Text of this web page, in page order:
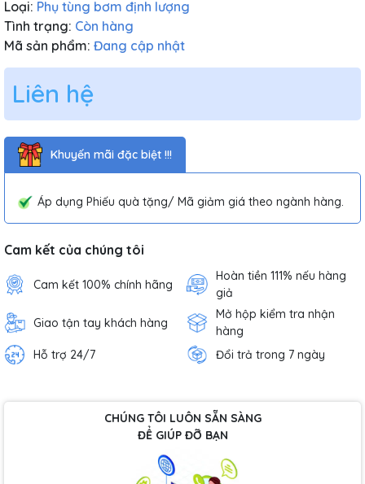
Loại: Phụ tùng bơm định lượng
Tình trạng: Còn hàng
Mã sản phẩm: Đang cập nhật
Liên hệ
Khuyến mãi đặc biệt !!!
Áp dụng Phiếu quà tặng/ Mã giảm giá theo ngành hàng.
Cam kết của chúng tôi
Cam kết 100% chính hãng
Hoàn tiền 111% nếu hàng
giả
Giao tận tay khách hàng
Mở hộp kiểm tra nhận
hàng
Hỗ trợ 24/7
Đổi trả trong 7 ngày
CHÚNG TÔI LUÔN SẴN SÀNG
ĐỂ GIÚP ĐỠ BẠN